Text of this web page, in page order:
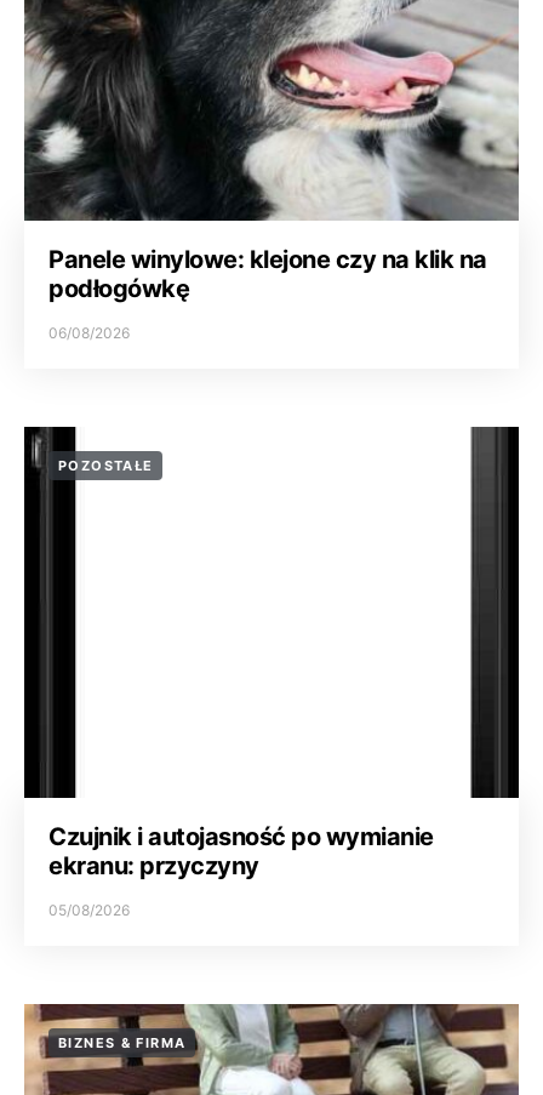
Panele winylowe: klejone czy na klik na
podłogówkę
06/08/2026
POZOSTAŁE
Czujnik i autojasność po wymianie
ekranu: przyczyny
05/08/2026
BIZNES & FIRMA